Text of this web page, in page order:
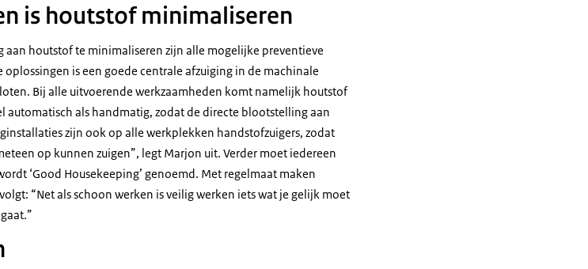
is houtstof minimaliseren
houtstof te minimaliseren zijn alle mogelijke preventieve
is een goede centrale afzuiging in de machinale
Bij alle uitvoerende werkzaamheden komt namelijk houtstof
automatisch als handmatig, zodat de directe blootstelling aan
zijn ook op alle werkplekken handstofzuigers, zodat
op kunnen zuigen”, legt Marjon uit. Verder moet iedereen
‘Good Housekeeping’ genoemd. Met regelmaat maken
“Net als schoon werken is veilig werken iets wat je gelijk moet